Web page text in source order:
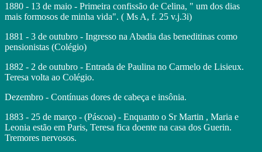
1880 - 13 de maio - Primeira confissão de Celina, " um dos dias
mais formosos de minha vida". ( Ms A, f. 25 v.j.3i)
1881 - 3 de outubro - Ingresso na Abadia das beneditinas como
pensionistas (Colégio)
1882 - 2 de outubro - Entrada de Paulina no Carmelo de Lisieux.
Teresa volta ao Colégio.
Dezembro - Contínuas dores de cabeça e insônia.
1883 - 25 de março - (Páscoa) - Enquanto o Sr Martin , Maria e
Leonia estão em Paris, Teresa fica doente na casa dos Guerin.
Tremores nervosos.